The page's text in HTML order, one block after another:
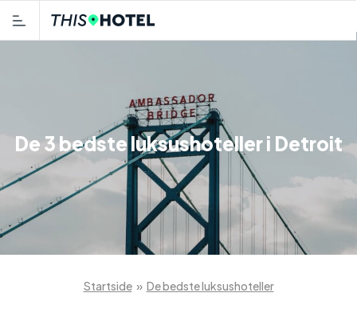
De 3 bedste luksushoteller i Detroit
Startside » De bedste luksushoteller